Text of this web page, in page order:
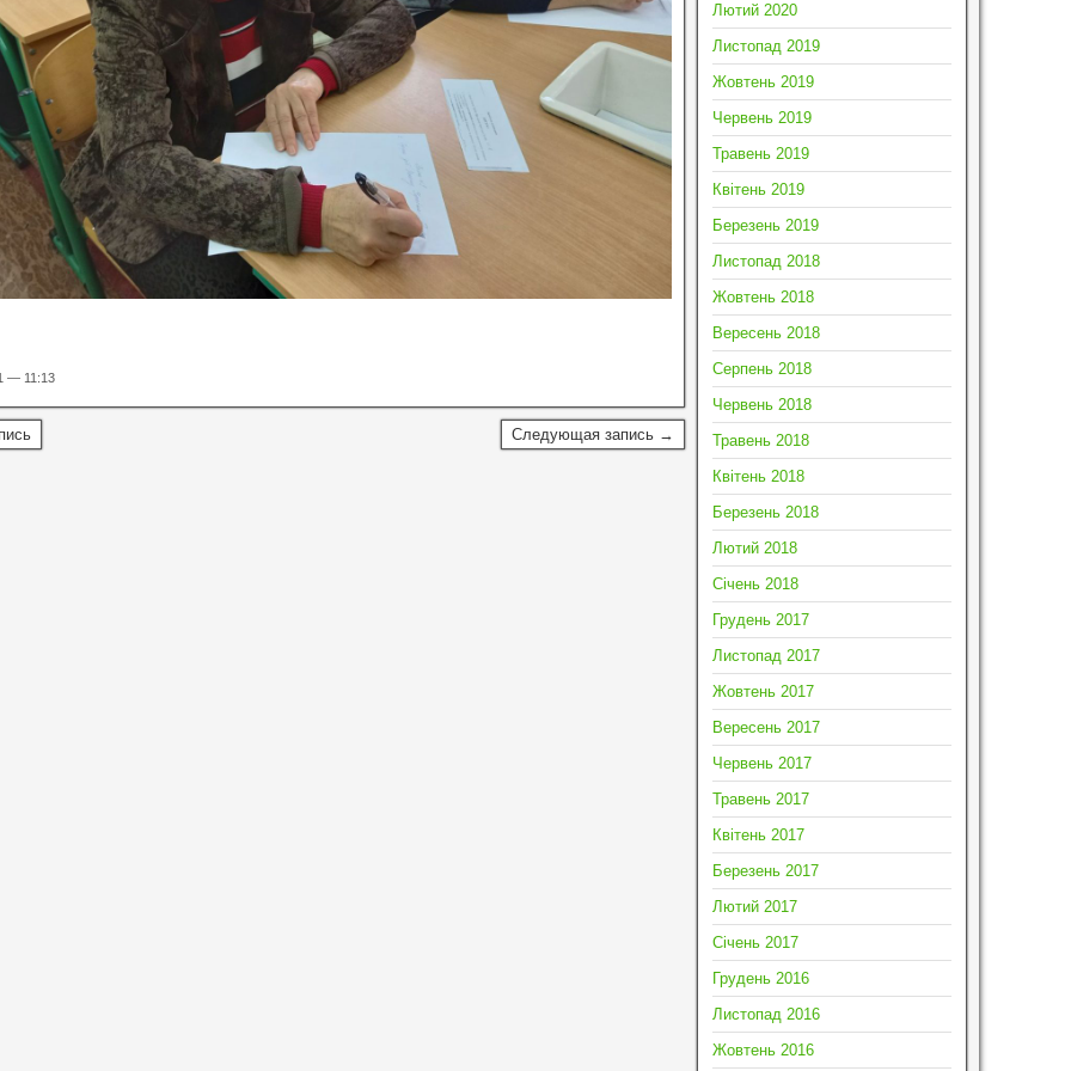
— 11:13
Следующая запись →
Лютий 2020
Листопад 2019
Жовтень 2019
Червень 2019
Травень 2019
Квітень 2019
Березень 2019
Листопад 2018
Жовтень 2018
Вересень 2018
Серпень 2018
Червень 2018
Травень 2018
Квітень 2018
Березень 2018
Лютий 2018
Січень 2018
Грудень 2017
Листопад 2017
Жовтень 2017
Вересень 2017
Червень 2017
Травень 2017
Квітень 2017
Березень 2017
Лютий 2017
Січень 2017
Грудень 2016
Листопад 2016
Жовтень 2016